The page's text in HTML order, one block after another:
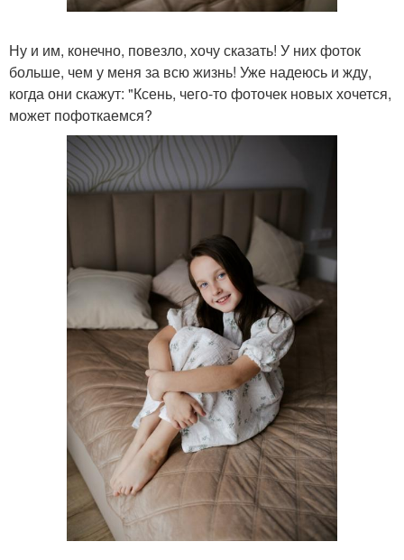
Ну и им, конечно, повезло, хочу сказать! У них фоток
больше, чем у меня за всю жизнь! Уже надеюсь и жду,
когда они скажут: "Ксень, чего-то фоточек новых хочется,
может пофоткаемся?